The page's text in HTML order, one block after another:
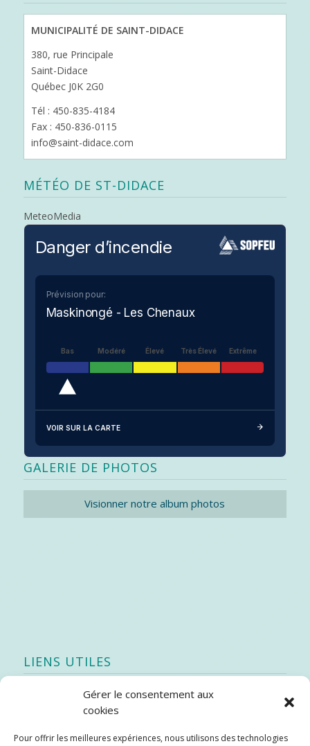
Gérer le consentement aux
cookies
Pour offrir les meilleures expériences, nous utilisons des technologies
MUNICIPALITÉ DE SAINT-DIDACE
380, rue Principale
Saint-Didace
Québec J0K 2G0
Tél : 450-835-4184
Fax : 450-836-0115
info@saint-didace.com
MÉTÉO DE ST-DIDACE
MeteoMedia
Danger d’incendie
Prévision pour:
Maskinongé - Les Chenaux
Bas Modéré Élevé Très Élevé Extrême
VOIR SUR LA CARTE
GALERIE DE PHOTOS
Visionner notre album photos
LIENS UTILES
Quoi de neuf
Stratégie québécoise d’économie d’eau potable